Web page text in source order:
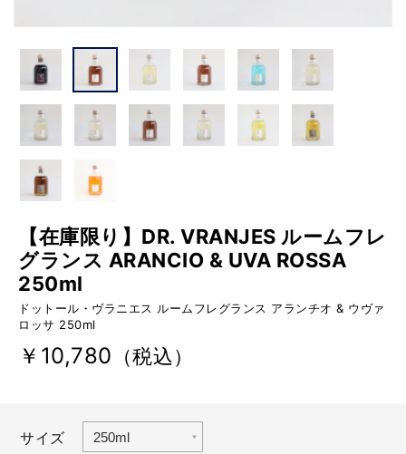
【在庫限り】DR. VRANJES ルームフレ
グランス ARANCIO & UVA ROSSA
250ml
ドットール・ヴラニエス ルームフレグランス アランチオ & ウヴァ
ロッサ 250ml
￥10,780 （税込）
サイズ